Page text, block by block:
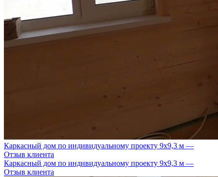
Каркасный дом по индивидуальному проекту 9х9,3 м —
Отзыв клиента
Каркасный дом по индивидуальному проекту 9х9,3 м —
Отзыв клиента